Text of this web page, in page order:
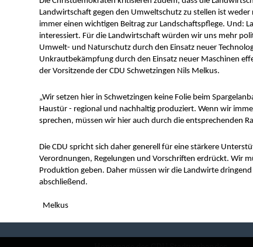
Landwirtschaft gegen den Umweltschutz zu stellen ist
immer einen wichtigen Beitrag zur Landschaftspflege. Und:
interessiert. Für die Landwirtschaft würden wir uns mehr
Umwelt- und Naturschutz durch den Einsatz neuer
Unkrautbekämpfung durch den Einsatz neuer Maschinen
der Vorsitzende der CDU Schwetzingen Nils Melkus.
„Wir setzen hier in Schwetzingen keine Folie beim
Haustür - regional und nachhaltig produziert. Wenn wir
sprechen, müssen wir hier auch durch die entsprechenden
Die CDU spricht sich daher generell für eine stärkere
Verordnungen, Regelungen und Vorschriften erdrückt. Wir
Produktion geben. Daher müssen wir die Landwirte
abschließend.
  Melkus